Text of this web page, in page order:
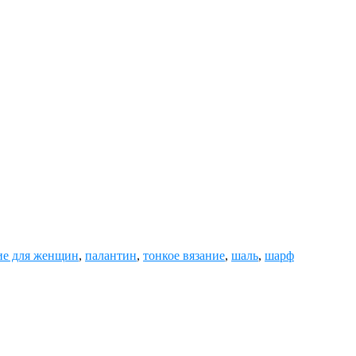
для женщин, палантин, тонкое вязание, шаль, шарф